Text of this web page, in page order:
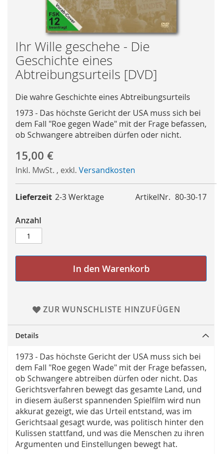
Skip
to
the
beginning
the
images
gallery
Ihr Wille geschehe - Die
Geschichte eines
Abtreibungsurteils [DVD]
Die wahre Geschichte eines Abtreibungsurteils
1973 - Das höchste Gericht der USA muss sich bei
dem Fall "Roe gegen Wade" mit der Frage befassen,
ob Schwangere abtreiben dürfen oder nicht.
15,00 €
Inkl. MwSt. , exkl. Versandkosten
ArtikelNr. 80-30-17
Lieferzeit 2-3 Werktage
Anzahl
In den Warenkorb
ZUR WUNSCHLISTE HINZUFÜGEN
Details
1973 - Das höchste Gericht der USA muss sich bei
dem Fall "Roe gegen Wade" mit der Frage befassen,
ob Schwangere abtreiben dürfen oder nicht. Das
Gerichtsverfahren bewegt das gesamte Land, und
in diesem äußerst spannenden Spielfilm wird nun
akkurat gezeigt, wie das Urteil entstand, was im
Gerichtsaal gesagt wurde, was politisch hinter den
Kulissen stattfand, und was die Menschen zu ihren
Argumenten und Einstellungen bewegt hat.